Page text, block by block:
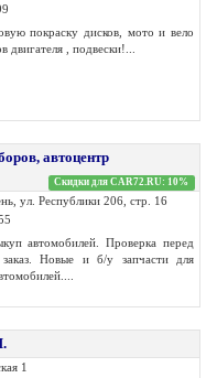
покраску дисков, мото и вело
двигателя , подвески!...
автоцентр
Скидки для CAR72.RU: 10%
ул. Республики 206, стр. 16
автомобилей. Проверка перед
Новые и б/у запчасти для
1